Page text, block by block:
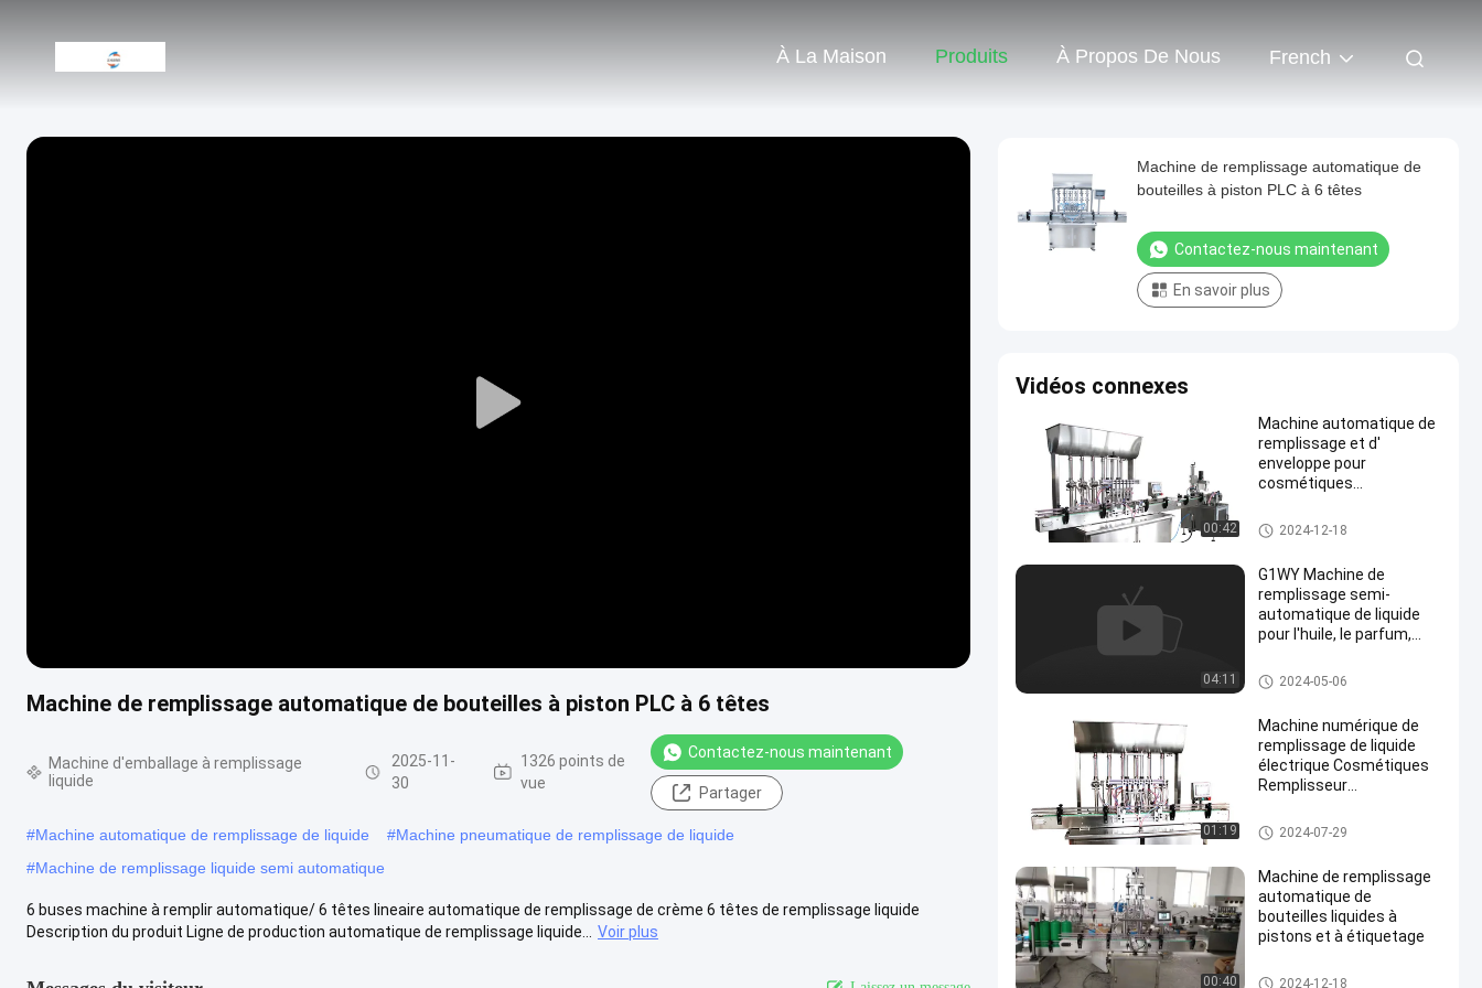
À La Maison Produits À Propos De Nous French
Play
Machine de remplissage automatique de bouteilles à piston PLC à 6 têtes
Machine d'emballage à remplissage
liquide
2025-11-
30
1326 points de
vue
Contactez-nous maintenant
Partager
#Machine automatique de remplissage de liquide #Machine pneumatique de remplissage de liquide
#Machine de remplissage liquide semi automatique
6 buses machine à remplir automatique/ 6 têtes lineaire automatique de remplissage de crème 6 têtes de remplissage liquide
Description du produit Ligne de production automatique de remplissage liquide...
Voir plus
Machine de remplissage automatique de
bouteilles à piston PLC à 6 têtes
Contactez-nous maintenant
En savoir plus
Vidéos connexes
00:42
Machine automatique de
remplissage et d'
enveloppe pour
cosmétiques
Machine d'emballage à rempli
ssage liquide
2024-12-18
04:11
G1WY Machine de
remplissage semi-
automatique de liquide
pour l'huile, le parfum,
lait de soja (500-3000 ml)
Machine d'emballage à rempli
ssage liquide
2024-05-06
01:19
Machine numérique de
remplissage de liquide
électrique Cosmétiques
Remplisseur
miel Piston machine de
remplissage de liquide de
Machine d'emballage à rempli
ssage liquide
2024-07-29
00:40
Machine de remplissage
automatique de
bouteilles liquides à
pistons et à étiquetage
Machine d'emballage à rempli
2024-12-18